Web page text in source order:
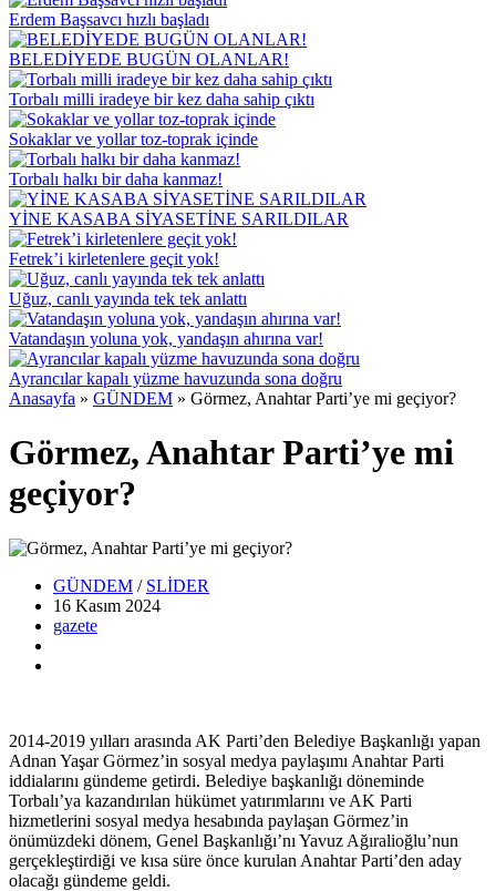
Erdem Başsavcı hızlı başladı
BELEDİYEDE BUGÜN OLANLAR!
Torbalı milli iradeye bir kez daha sahip çıktı
Sokaklar ve yollar toz-toprak içinde
Torbalı halkı bir daha kanmaz!
YİNE KASABA SİYASETİNE SARILDILAR
Fetrek’i kirletenlere geçit yok!
Uğuz, canlı yayında tek tek anlattı
Vatandaşın yoluna yok, yandaşın ahırına var!
Ayrancılar kapalı yüzme havuzunda sona doğru
Anasayfa » GÜNDEM » Görmez, Anahtar Parti’ye mi geçiyor?
Görmez, Anahtar Parti’ye mi
geçiyor?
GÜNDEM / SLİDER
16 Kasım 2024
gazete
2014-2019 yılları arasında AK Parti’den Belediye Başkanlığı yapan
Adnan Yaşar Görmez’in sosyal medya paylaşımı Anahtar Parti
iddialarını gündeme getirdi. Belediye başkanlığı döneminde
Torbalı’ya kazandırılan hükümet yatırımlarını ve AK Parti
hizmetlerini sosyal medya hesabında paylaşan Görmez’in
önümüzdeki dönem, Genel Başkanlığı’nı Yavuz Ağıralioğlu’nun
gerçekleştirdiği ve kısa süre önce kurulan Anahtar Parti’den aday
olacağı gündeme geldi.